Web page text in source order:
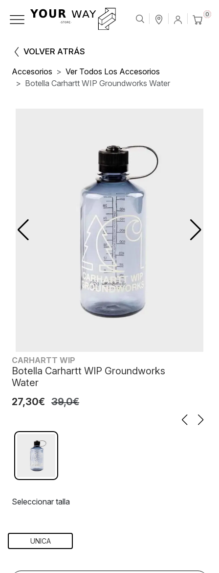
0
VOLVER ATRÁS
Accesorios
Ver Todos Los Accesorios
Botella Carhartt WIP Groundworks Water
CARHARTT WIP
Botella Carhartt WIP Groundworks
Water
27,30€ 39,0€
Seleccionar talla
UNICA